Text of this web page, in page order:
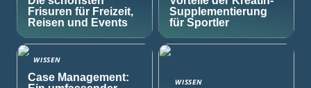
Frisuren für Freizeit,
Reisen und Events
Supplementierung
für Sportler
WISSEN
Case Management:
WISSEN